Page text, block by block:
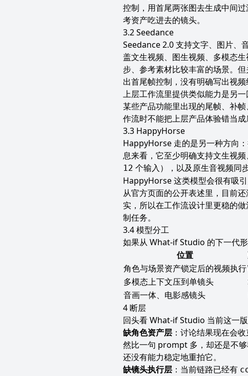
控制，用首尾两张图去生成中间
考资产吃进去的镜头。
Seedance
Seedance 2.0 支持文字、图片、
盖文生视频、图生视频、多模态
步、参考素材比较丰富的场景。
出首尾帧控制，没有明确写出视
上层工作流里提供类似能力是另
某些产品功能里出现的尾帧、补
作流时不能把上层产品体验错当成
HappyHorse
HappyHorse 走的是另一种方向
息来看，它至少明确支持文生视
12 个输入），以及原生音视频同
HappyHorse 这类模型会很有吸
从官方页面的公开表述里，目前
实，所以在工作流设计里更稳的
制任务。
模型分工
如果从 What-if Studio 的下一代
位置
角色与场景资产锁定后的视频执行
多模态上下文压到单镜头
音画一体、电影感镜头
断层
回头看 What-if Studio 当前这一
缺角色资产层 ：讨论结果现在会
然比一句 prompt 多，却还是不
还没有能力稳定地重拍它。
缺镜头执行层 ：当前链路已经有